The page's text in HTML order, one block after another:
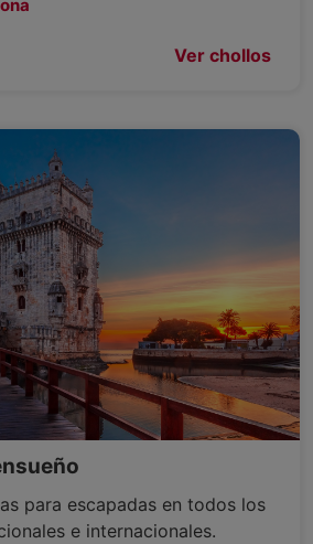
Ver chollos
para escapadas en todos los
e internacionales.